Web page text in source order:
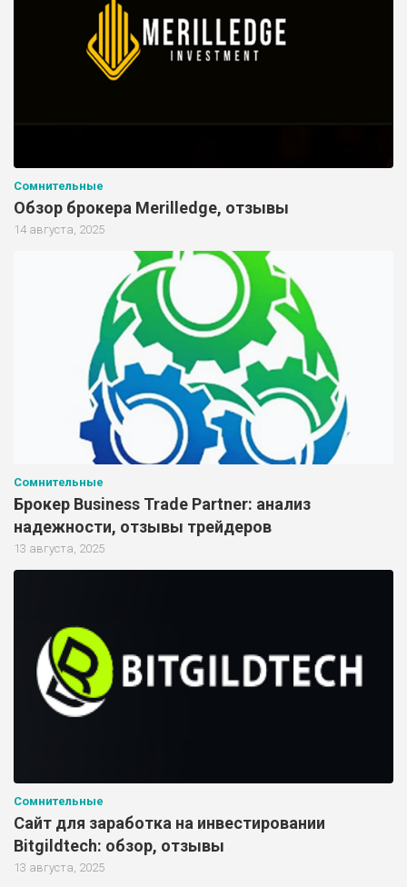
Сомнительные
Обзор брокера Merilledge, отзывы
14 августа, 2025
Сомнительные
Брокер Business Trade Partner: анализ
надежности, отзывы трейдеров
13 августа, 2025
Сомнительные
Сайт для заработка на инвестировании
Bitgildtech: обзор, отзывы
13 августа, 2025